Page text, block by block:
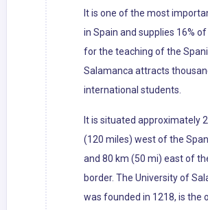
It is one of the most
in Spain and supplies 16%
for the teaching of the
Salamanca attracts
international students.
It is situated approximately
(120 miles) west of the
and 80 km (50 mi) east of
border. The University of
was founded in 1218, is the